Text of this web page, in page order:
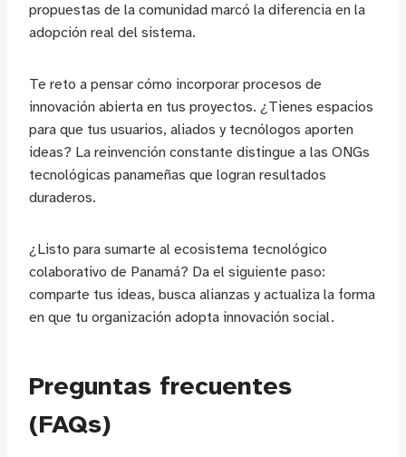
propuestas de la comunidad marcó la diferencia en la
adopción real del sistema.
Te reto a pensar cómo incorporar procesos de
innovación abierta en tus proyectos. ¿Tienes espacios
para que tus usuarios, aliados y tecnólogos aporten
ideas? La reinvención constante distingue a las ONGs
tecnológicas panameñas que logran resultados
duraderos.
¿Listo para sumarte al ecosistema tecnológico
colaborativo de Panamá? Da el siguiente paso:
comparte tus ideas, busca alianzas y actualiza la forma
en que tu organización adopta innovación social.
Preguntas frecuentes
(FAQs)